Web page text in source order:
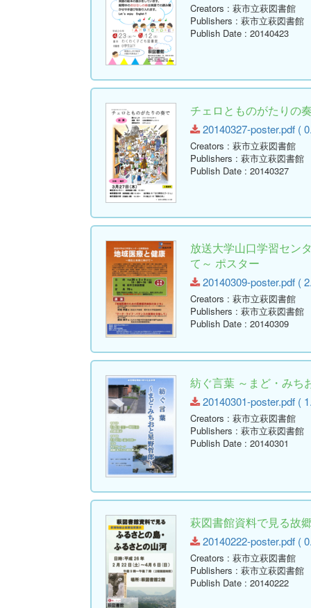
Creators : 萩市立萩図書館
Publishers : 萩市立萩図書館
Publish Date : 20140423
チェロとものがたりの
20140327-poster.pdf (
Creators : 萩市立萩図書館
Publishers : 萩市立萩図書館
Publish Date : 20140327
放送大学山口学習セン
て～ ポスター
20140309-poster.pdf (
Creators : 萩市立萩図書館
Publishers : 萩市立萩図書館
Publish Date : 20140309
紡ぐ言葉 ～まど・みち
20140301-poster.pdf (
Creators : 萩市立萩図書館
Publishers : 萩市立萩図書館
Publish Date : 20140301
萩図書館資料で見る故
20140222-poster.pdf (
Creators : 萩市立萩図書館
Publishers : 萩市立萩図書館
Publish Date : 20140222